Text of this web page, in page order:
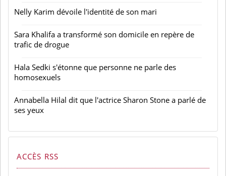
Nelly Karim dévoile l'identité de son mari
Sara Khalifa a transformé son domicile en repère de
trafic de drogue
Hala Sedki s'étonne que personne ne parle des
homosexuels
Annabella Hilal dit que l'actrice Sharon Stone a parlé de
ses yeux
ACCÈS RSS